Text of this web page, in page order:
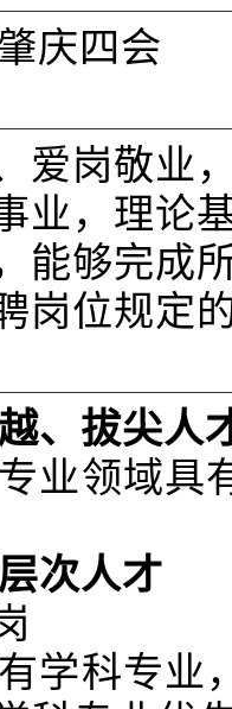
庆四会
爱岗敬业
业，理论
能够完成
岗位规定
、拔尖人
业领域具
次人才
学科专业